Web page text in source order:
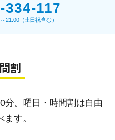
334-117
21:00（土日祝含む）
割
分。曜日・時間割は自由
ます。